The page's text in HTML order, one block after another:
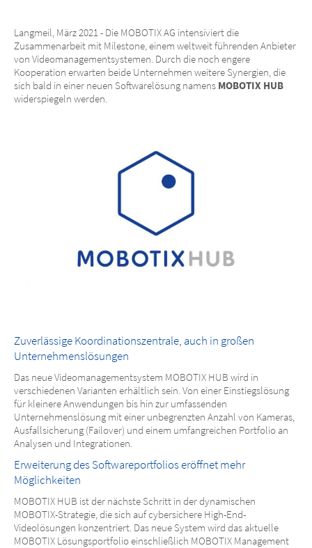
Langmeil, März 2021 - Die MOBOTIX AG intensiviert die
Zusammenarbeit mit Milestone, einem weltweit führenden Anbieter
von Videomanagementsystemen. Durch die noch engere
Kooperation erwarten beide Unternehmen weitere Synergien, die
sich bald in einer neuen Softwarelösung namens MOBOTIX HUB
widerspiegeln werden.
Zuverlässige Koordinationszentrale, auch in großen
Unternehmenslösungen
Das neue Videomanagementsystem MOBOTIX HUB wird in
verschiedenen Varianten erhältlich sein. Von einer Einstiegslösung
für kleinere Anwendungen bis hin zur umfassenden
Unternehmenslösung mit einer unbegrenzten Anzahl von Kameras,
Ausfallsicherung (Failover) und einem umfangreichen Portfolio an
Analysen und Integrationen.
Erweiterung des Softwareportfolios eröffnet mehr
Möglichkeiten
MOBOTIX HUB ist der nächste Schritt in der dynamischen
MOBOTIX-Strategie, die sich auf cybersichere High-End-
Videolösungen konzentriert. Das neue System wird das aktuelle
MOBOTIX Lösungsportfolio einschließlich MOBOTIX Management